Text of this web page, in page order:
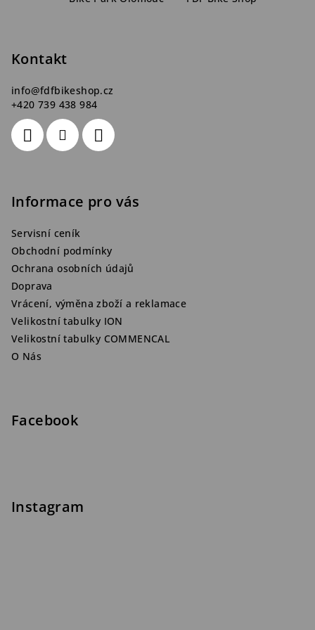
Kontakt
info@fdfbikeshop.cz
+420 739 438 984
Informace pro vás
Servisní ceník
Obchodní podmínky
Ochrana osobních údajů
Doprava
Vrácení, výměna zboží a reklamace
Velikostní tabulky ION
Velikostní tabulky COMMENCAL
O Nás
Facebook
Instagram